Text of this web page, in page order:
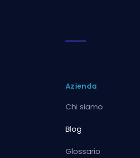
Azienda
Chi siamo
Blog
Glossario